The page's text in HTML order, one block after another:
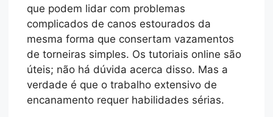
que podem lidar com problemas
complicados de canos estourados da
mesma forma que consertam vazamentos
de torneiras simples. Os tutoriais online são
úteis; não há dúvida acerca disso. Mas a
verdade é que o trabalho extensivo de
encanamento requer habilidades sérias.